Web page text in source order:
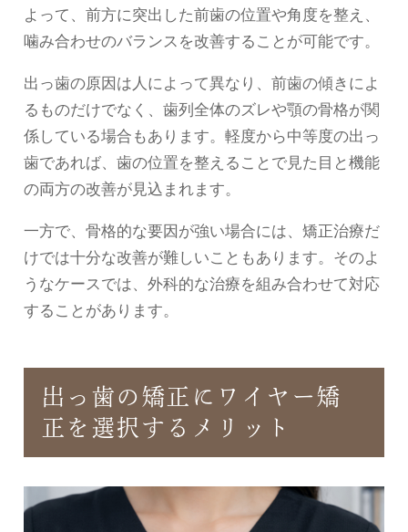
よって、前方に突出した前歯の位置や角度を整え、
噛み合わせのバランスを改善することが可能です。
出っ歯の原因は人によって異なり、前歯の傾きによ
るものだけでなく、歯列全体のズレや顎の骨格が関
係している場合もあります。軽度から中等度の出っ
歯であれば、歯の位置を整えることで見た目と機能
の両方の改善が見込まれます。
一方で、骨格的な要因が強い場合には、矯正治療だ
けでは十分な改善が難しいこともあります。そのよ
うなケースでは、外科的な治療を組み合わせて対応
することがあります。
出っ歯の矯正にワイヤー矯
正を選択するメリット